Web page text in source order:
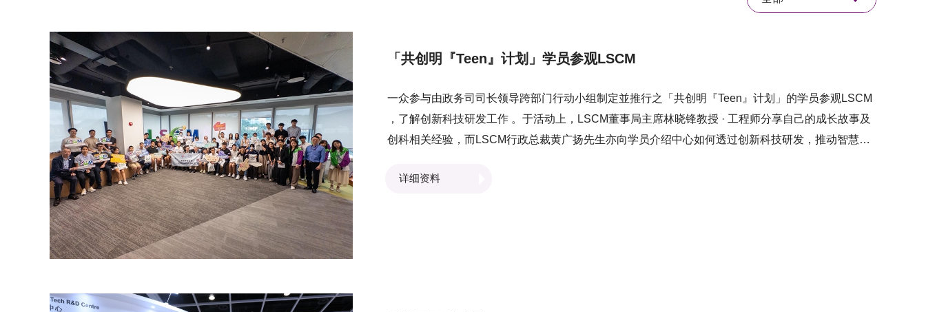
「共创明『Teen』计划」学员参观LSCM
一众参与由政务司司长领导跨部门行动小组制定並推行之「共创明『Teen』计划」的学员参观LSCM
，了解创新科技研发工作 。于活动上，LSCM董事局主席林晓锋教授 · 工程师分享自己的成长故事及
创科相关经验，而LSCM行政总裁黄广扬先生亦向学员介绍中心如何透过创新科技研发，推动智慧城
高车及虚拟实境培训系统等，让学员了解创新科技研发如何推动不同行业的发展，为社会带来正面的
详细资料